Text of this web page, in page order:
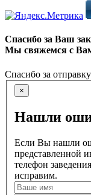
Спасибо за Ваш
Мы свяжемся с
Спасибо за
×
Нашли
Если Вы нашли
представленной
телефон
исправим.